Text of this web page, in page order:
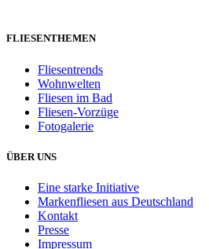
FLIESENTHEMEN
Fliesentrends
Wohnwelten
Fliesen im Bad
Fliesen-Vorzüge
Fotogalerie
ÜBER UNS
Eine starke Initiative
Markenfliesen aus Deutschland
Kontakt
Presse
Impressum